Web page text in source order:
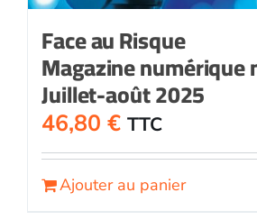
Face au Risque
Magazine numérique
Juillet-août 2025
46,80 € TTC
Ajouter au panier